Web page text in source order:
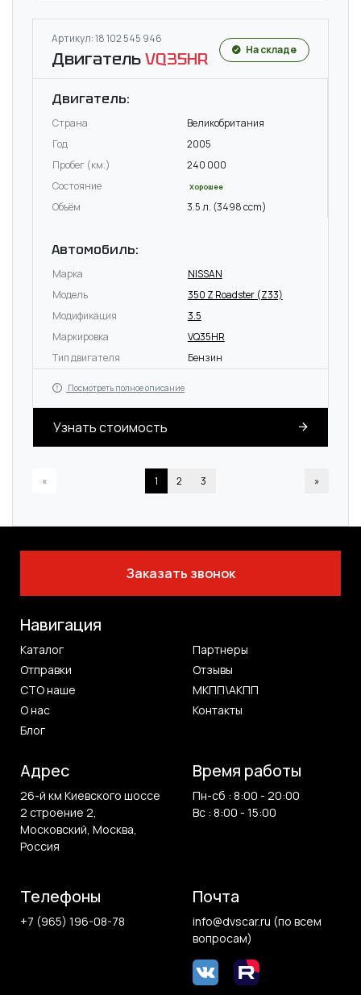
Артикул: 18 102 545 946
ДвигательVQ35HR На складе
Двигатель:
Страна
Великобритания
Год
2005
Пробег (км.)
240 000
Состояние
Хорошее
Объём 3.5 л. (3498 ccm)
Автомобиль:
Марка
NISSAN
Модель
350 Z Roadster (Z33)
Модификация
3.5
Маркировка
VQ35HR
Тип двигателя
Бензин
Посмотреть полное описание
Узнать стоимость
« 1 2 3 »
Заказать звонок
Навигация
Каталог
Партнеры
Отправки
Отзывы
СТО наше
МКПП\АКПП
О нас
Контакты
Блог
Адрес
26-й км Киевского шоссе
2 строение 2,
Московский, Москва,
Россия
Время работы
Пн-сб : 8:00 - 20:00
Вс : 8:00 - 15:00
Телефоны
+7 (965) 196-08-78
Почта
info@dvscar.ru (по всем
вопросам)